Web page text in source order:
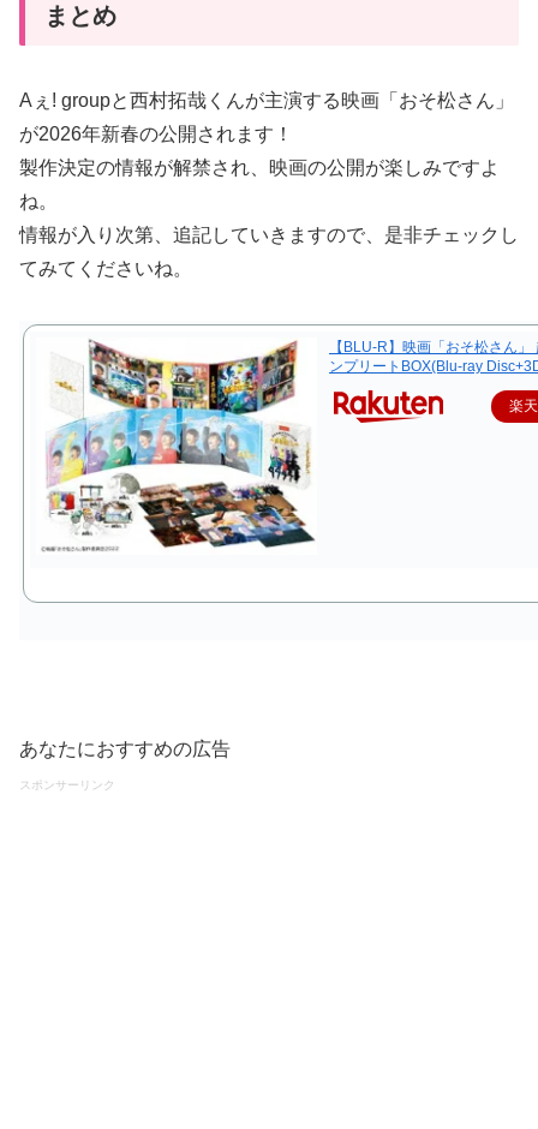
まとめ
Aぇ! groupと西村拓哉くんが主演する映画「おそ松さん」
が2026年新春の公開されます！
製作決定の情報が解禁され、映画の公開が楽しみですよ
ね。
情報が入り次第、追記していきますので、是非チェックし
てみてくださいね。
【BLU-R】映画「おそ松さん」
ンプリートBOX(Blu-ray
楽
あなたにおすすめの広告
スポンサーリンク